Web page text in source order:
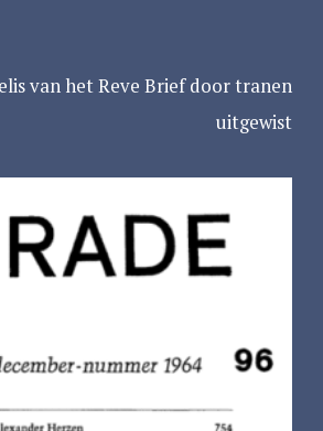
van het Reve Brief door tranen
uitgewist